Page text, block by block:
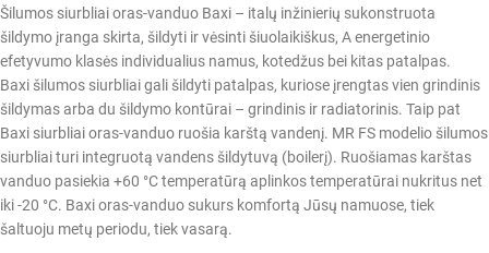
Šilumos siurbliai oras-vanduo Baxi – italų inžinierių sukonstruota
šildymo įranga skirta, šildyti ir vėsinti šiuolaikiškus, A energetinio
efetyvumo klasės individualius namus, kotedžus bei kitas patalpas.
Baxi šilumos siurbliai gali šildyti patalpas, kuriose įrengtas vien grindinis
šildymas arba du šildymo kontūrai – grindinis ir radiatorinis. Taip pat
Baxi siurbliai oras-vanduo ruošia karštą vandenį. MR FS modelio šilumos
siurbliai turi integruotą vandens šildytuvą (boilerį). Ruošiamas karštas
vanduo pasiekia +60 °C temperatūrą aplinkos temperatūrai nukritus net
iki -20 °C. Baxi oras-vanduo sukurs komfortą Jūsų namuose, tiek
šaltuoju metų periodu, tiek vasarą.